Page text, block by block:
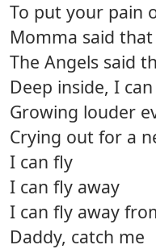
To put your pain
Momma said
The Angels said
Deep inside, I
Growing louder
Crying out for a
I can fly
I can fly away
I can fly away
Daddy, catch me